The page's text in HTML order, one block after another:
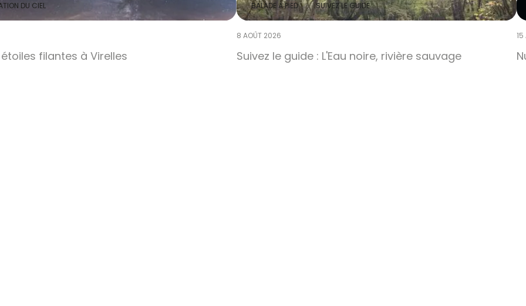
filantes à Virelles
DU CIEL
8 AOÛT 2026
Suivez le guide : L'Eau noire, rivière sauvage
BALADE À PIED SUIVEZ LE GUIDE
15